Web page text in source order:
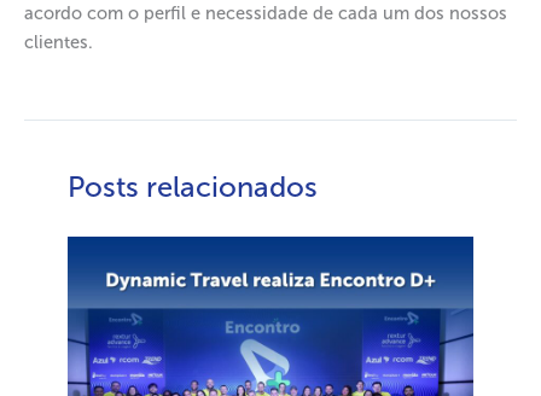
acordo com o perfil e necessidade de cada um dos nossos
clientes.
Posts relacionados